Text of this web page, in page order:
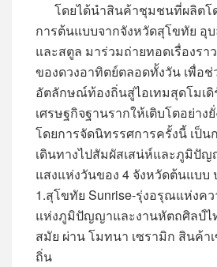
โดยได้นำสินค้าชุมชนที่ผลิตโ
การต้นแบบจากจังหวัดสุโขทัย อุ
และสตูล มาร่วมถ่ายทอดเรื่องรา
ของดวงอาทิตย์ตลอดทั้งวัน เพื่อ
อัตลักษณ์ท้องถิ่นสู่ไอเทมสุดโมเ
เศรษฐกิจฐานรากให้เติบโตอย่าง
โดยการจัดนิทรรศการครั้งนี้ เป็
เดินทางไปสัมผัสเสน่ห์และภูมิปัญ
แสงแห่งวันของ 4 จังหวัดต้นแบบ
1.สุโขทัย Sunrise-รุ่งอรุณแห่งค
แห่งภูมิปัญญาและงานหัตถศิลป์ไ
สมัย ผ่าน โมทนา เซรามิก สินค้า
ถิ่น